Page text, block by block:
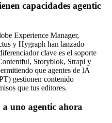
capacidades agentic
Experience Manager,
y Hygraph han lanzado
clave es el soporte
Storyblok, Strapi y
que agentes de IA
gestionen contenido
que tus editores.
uno agentic ahora